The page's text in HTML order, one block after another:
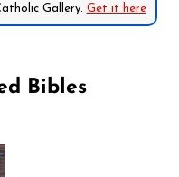
Gallery. Get it here
Bibles